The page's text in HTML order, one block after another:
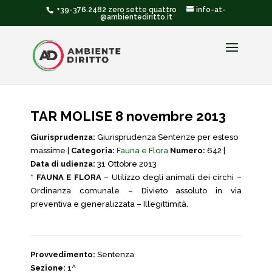
+39-376.2482 zero sette quattro
info-at-
@ambientediritto.it
TAR MOLISE 8 novembre 2013
Giurisprudenza: Giurisprudenza Sentenze per esteso
massime | Categoria: Fauna e Flora Numero: 642 |
Data di udienza: 31 Ottobre 2013
* FAUNA E FLORA– Utilizzo degli animali dei circhi –
Ordinanza comunale – Divieto assoluto in via
preventiva e generalizzata – Illegittimità.
Provvedimento: Sentenza
Sezione: 1^